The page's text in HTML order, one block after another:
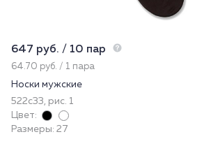
647 руб. / 10 пар
64.70 руб. / 1 пара
Носки мужские
522с33, рис. 1
Цвет:
Размеры: 27